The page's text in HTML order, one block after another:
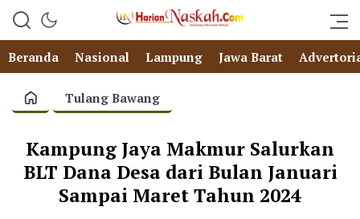
Beranda Nasional Lampung Jawa Barat
Tulang Bawang
Kampung Jaya Makmur Salurkan
BLT Dana Desa dari Bulan Januari
Sampai Maret Tahun 2024